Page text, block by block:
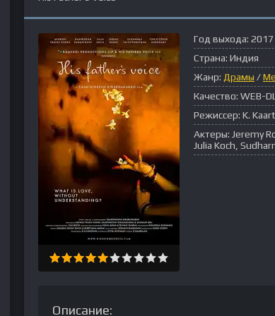
Год выхода: 2017
Страна: Индия
Жанр: Драмы /
Качество: WEB-DL
Режиссер: K.
Актеры: Jeremy
Julia Koch,
Описание: